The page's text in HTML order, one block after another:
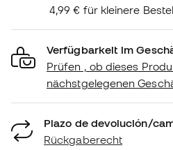
4,99 € für kleinere
Verfügbarkeit im
Prüfen , ob dieses
nächstgelegenen
Plazo de devolución/
Rückgaberecht